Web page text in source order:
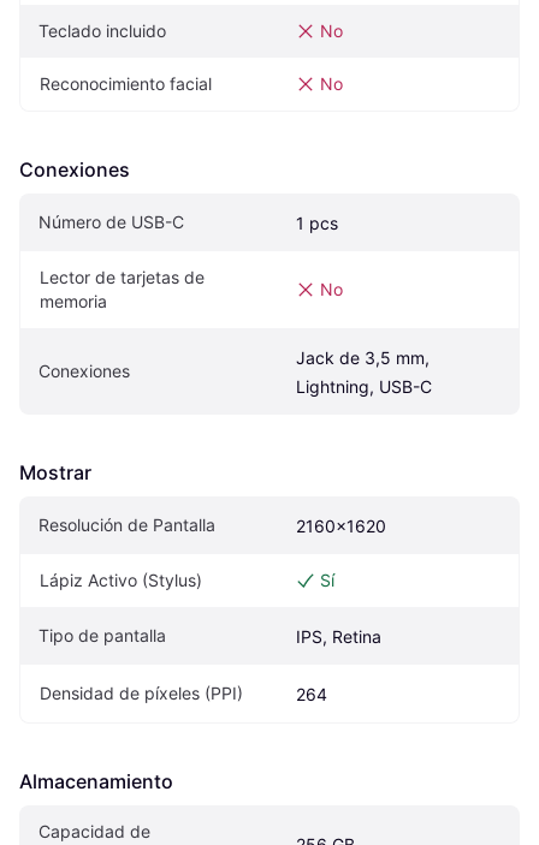
Teclado incluido No
Reconocimiento facial No
Conexiones
Número de USB-C 1 pcs
Lector de tarjetas de
memoria
No
Conexiones
Jack de 3,5 mm,
Lightning, USB-C
Mostrar
Resolución de Pantalla 2160x1620
Lápiz Activo (Stylus) Sí
Tipo de pantalla IPS, Retina
Densidad de píxeles (PPI) 264
Almacenamiento
Capacidad de